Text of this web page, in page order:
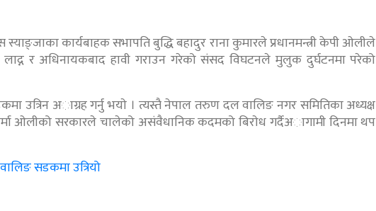
कार्यबाहक सभापति बुद्धि बहादुर राना कुमारले प्रधानमन्त्री केपी ओलीले
लाद्न र अधिनायकबाद हावी गराउन गरेको संसद विघटनले मुलुक दुर्घटनमा परेको
उत्रिन अाग्रह गर्नु भयाे । त्यस्तै नेपाल तरुण दल वालिङ नगर समितिका अध्यक्ष
ओलीको सरकारले चालेको असंवैधानिक कदमको बिराेध गर्दैअागामी दिनमा थप
सडकमा उत्रियो